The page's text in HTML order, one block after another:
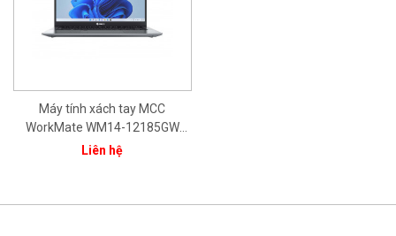
Máy tính xách tay MCC
WorkMate WM14-12185GW
CPU Core i3-1215U/ 8GB/
Liên hệ